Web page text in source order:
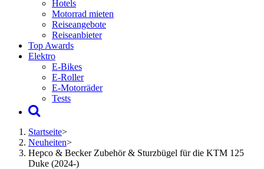
Hotels
Motorrad mieten
Reiseangebote
Reiseanbieter
Top Awards
Elektro
E-Bikes
E-Roller
E-Motorräder
Tests
Startseite>
Neuheiten>
Hepco & Becker Zubehör & Sturzbügel für die KTM 125
Duke (2024-)